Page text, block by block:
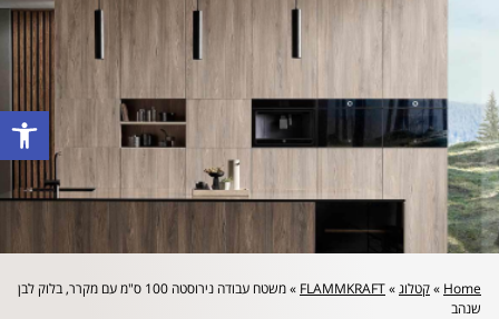
פתח
לייעוץ מקצועי והצעת מחיר: 072-2160644
Home
»קטלוג»
FLAMMKRAFT
»
משטח עבודה נירוסטה 100 ס"מ עם מקרר, בלוק לבן
שנהב